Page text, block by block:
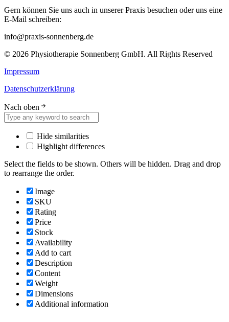
Gern können Sie uns auch in unserer Praxis besuchen oder uns eine
E-Mail schreiben:
info@praxis-sonnenberg.de
© 2026 Physiotherapie Sonnenberg GmbH. All Rights Reserved
Impressum
Datenschutzerklärung
Nach oben
Hide similarities
Highlight differences
Select the fields to be shown. Others will be hidden. Drag and drop
to rearrange the order.
Image
SKU
Rating
Price
Stock
Availability
Add to cart
Description
Content
Weight
Dimensions
Additional information